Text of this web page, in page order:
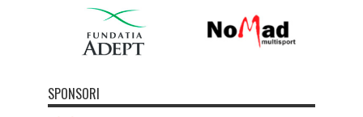
SPONSORI